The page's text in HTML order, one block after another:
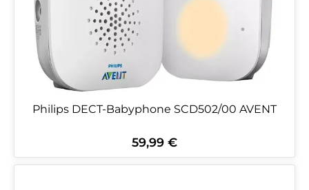
Philips DECT-Babyphone SCD502/00 AVENT
Regulärer Preis:
59,99 €